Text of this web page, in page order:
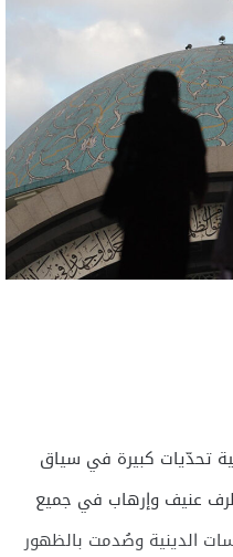
تحدّيات كبيرة في سياق
عنيف وإرهاب في جميع
الدينية وصُدمت بالظهور